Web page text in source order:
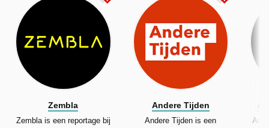
Zembla
Zembla is een reportage bij
Andere Tijden
Andere Tijden is een